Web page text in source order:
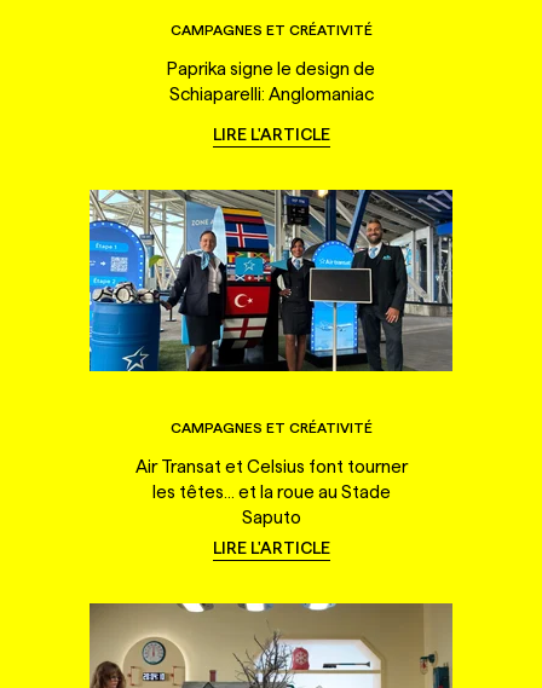
CAMPAGNES ET CRÉATIVITÉ
Paprika signe le design de
Schiaparelli: Anglomaniac
LIRE L'ARTICLE
CAMPAGNES ET CRÉATIVITÉ
Air Transat et Celsius font tourner
les têtes... et la roue au Stade
Saputo
LIRE L'ARTICLE